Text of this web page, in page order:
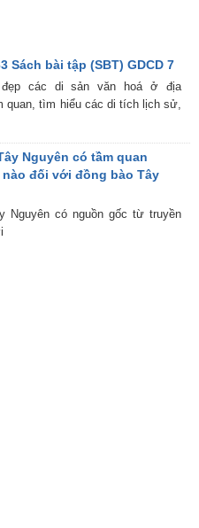
Sách bài tập (SBT) GDCD 7
các di sản văn hoá ở địa
quan, tìm hiểu các di tích lịch sử,
Nguyên có tầm quan
đối với đồng bào Tây
Nguyên có nguồn gốc từ truyền